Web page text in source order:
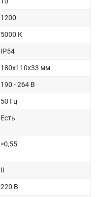
1200
5000 К
IP54
180х110х33 мм
190 - 264 В
50 Гц
Есть
>0,55
II
220 В